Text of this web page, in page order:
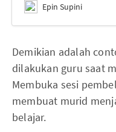
Epin Supini
Demikian adalah
dilakukan guru saat
Membuka sesi
membuat murid
belajar.